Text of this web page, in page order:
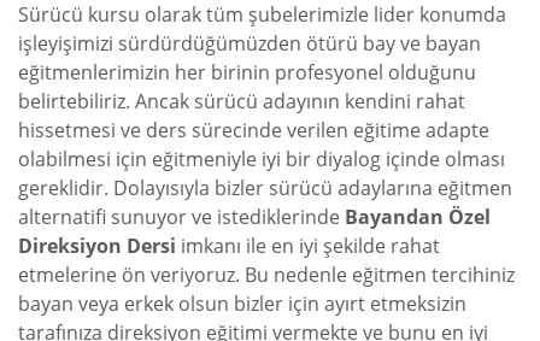
Sürücü kursu olarak tüm şubelerimizle lider konumda
işleyişimizi sürdürdüğümüzden ötürü bay ve bayan
eğitmenlerimizin her birinin profesyonel olduğunu
belirtebiliriz. Ancak sürücü adayının kendini rahat
hissetmesi ve ders sürecinde verilen eğitime adapte
olabilmesi için eğitmeniyle iyi bir diyalog içinde olması
gereklidir. Dolayısıyla bizler sürücü adaylarına eğitmen
alternatifi sunuyor ve istediklerinde Bayandan Özel
Direksiyon Dersi imkanı ile en iyi şekilde rahat
etmelerine ön veriyoruz. Bu nedenle eğitmen tercihiniz
bayan veya erkek olsun bizler için ayırt etmeksizin
tarafınıza direksiyon eğitimi vermekte ve bunu en iyi